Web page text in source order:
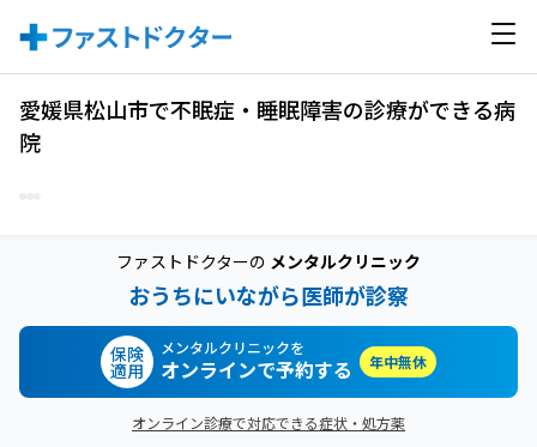
愛媛県松山市で不眠症・睡眠障害の診療ができる病
院
ファストドクターの メンタルクリニック
おうちにいながら医師が診察
保険
適用
メンタルクリニックを
オンラインで予約する 年中無休
オンライン診療で対応できる症状・処方薬